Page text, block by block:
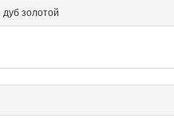
дуб золотой